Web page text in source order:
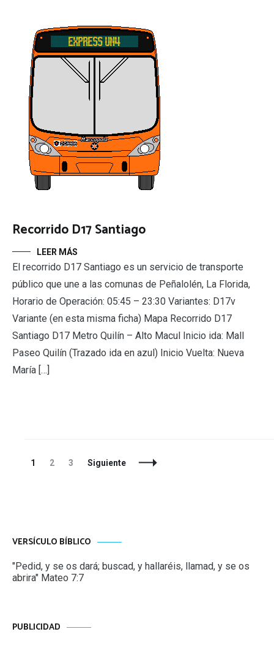
Recorrido D17 Santiago
LEER MÁS
El recorrido D17 Santiago es un servicio de transporte
público que une a las comunas de Peñalolén, La Florida,
Horario de Operación: 05:45 – 23:30 Variantes: D17v
Variante (en esta misma ficha) Mapa Recorrido D17
Santiago D17 Metro Quilín – Alto Macul Inicio ida: Mall
Paseo Quilín (Trazado ida en azul) Inicio Vuelta: Nueva
María […]
Navegación
Página
1 Página
2 Página
3 Siguiente
VERSÍCULO BÍBLICO
"Pedid, y se os dará; buscad, y hallaréis, llamad, y se os
abrira" Mateo 7:7
PUBLICIDAD